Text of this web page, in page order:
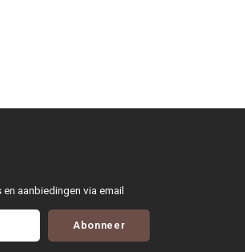
aanbiedingen via email
Abonneer